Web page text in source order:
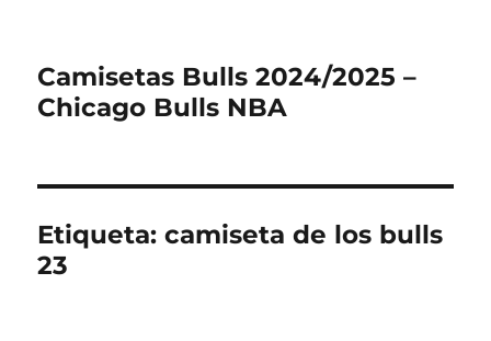
Camisetas Bulls 2024/2025 –
Chicago Bulls NBA
Etiqueta:camiseta de los bulls
23